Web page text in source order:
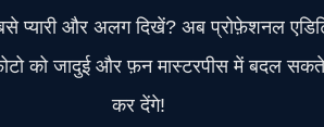
प्यारी और अलग दिखें? अब प्रोफ़ेशनल
को जादुई और फ़न मास्टरपीस में बदल सकते
कर देंगे!